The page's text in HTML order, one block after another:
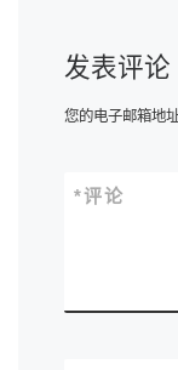
发表评论
您的电子邮箱地
评论
*